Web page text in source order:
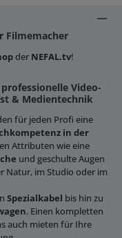
Filmemacher
der NEFAL.tv!
Video-
& Medientechnik
für jeden Profi eine
in der
Attributen wie eine
und geschulte Augen
Natur, im Studio oder im
Spezialkabel bis hin zu
. Einen kompletten
auch mieten für Ihre